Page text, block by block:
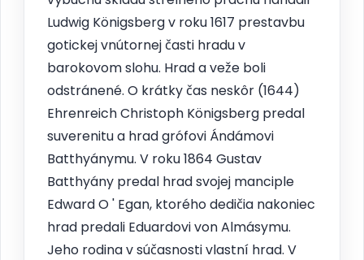
Ludwig Königsberg v roku 1617 prestavbu
gotickej vnútornej časti hradu v
barokovom slohu. Hrad a veže boli
odstránené. O krátky čas neskôr (1644)
Ehrenreich Christoph Königsberg predal
suverenitu a hrad grófovi Ándámovi
Batthyánymu. V roku 1864 Gustav
Batthyány predal hrad svojej manciple
Edward O ' Egan, ktorého dedičia nakoniec
hrad predali Eduardovi von Almásymu.
Jeho rodina v súčasnosti vlastní hrad. V